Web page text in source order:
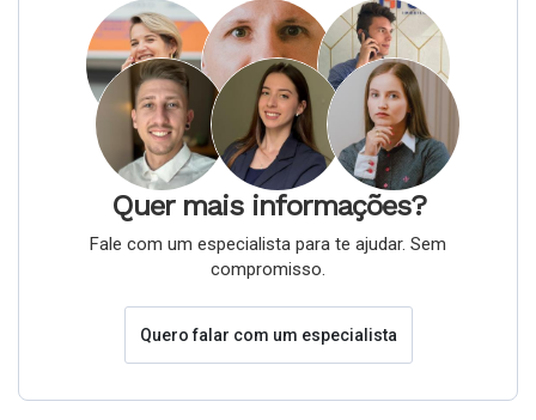
Quer mais informações?
Fale com um especialista para te ajudar. Sem
compromisso.
Quero falar com um especialista